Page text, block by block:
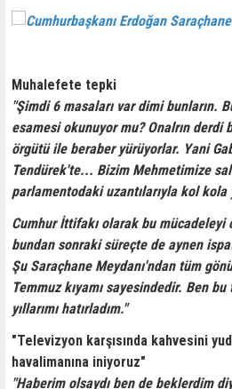
Muhalefete tepki
"Şimdi 6 masaları var dimi bunların.
esamesi okunuyor mu? Onalrın derdi
örgütü ile beraber yürüyorlar. Yani
Tendürek'te... Bizim Mehmetimize
parlamentodaki uzantılarıyla kol kola
Cumhur İttifakı olarak bu mücadeleyi
bundan sonraki süreçte de aynen
Şu Saraçhane Meydanı'ndan tüm
Temmuz kıyamı sayesindedir. Ben
yıllarımı hatırladım."
"Televizyon karşısında kahvesini
havalimanına iniyoruz"
"Haberim olsaydı ben de beklerdim